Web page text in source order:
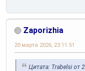
Zaporizhia
20 марта 2026, 23:11:51
Цитата: Trabelsi от